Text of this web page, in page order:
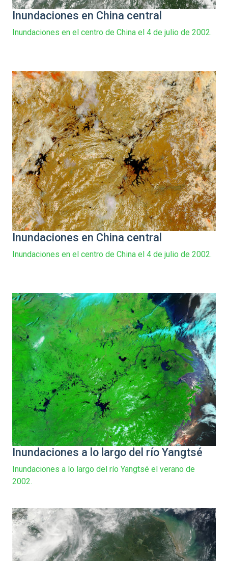
Inundaciones en China central
Inundaciones en el centro de China el 4 de julio de 2002.
Inundaciones en China central
Inundaciones en el centro de China el 4 de julio de 2002.
Inundaciones a lo largo del río Yangtsé
Inundaciones a lo largo del río Yangtsé el verano de
2002.